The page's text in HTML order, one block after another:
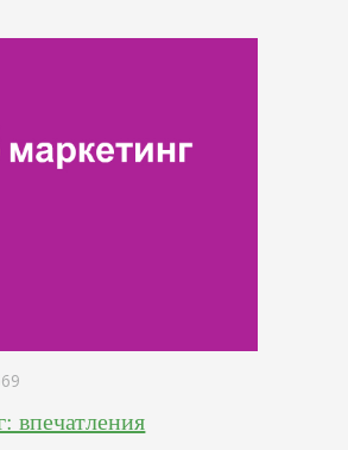
впечатления